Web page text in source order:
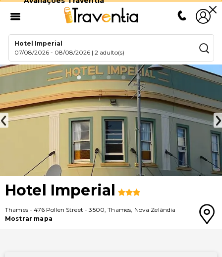
Hotel Imperial
07/08/2026 - 08/08/2026 |2 adulto(s)
Hotel Imperial
Thames-476 Pollen Street -3500,Thames, Nova Zelândia
Mostrar mapa